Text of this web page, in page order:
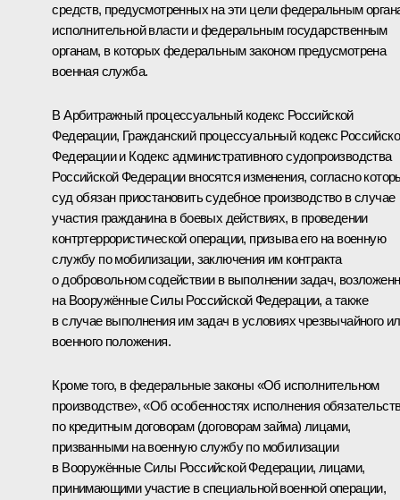
средств, предусмотренных на эти цели федеральным
исполнительной власти и федеральным государственным
органам, в которых федеральным законом предусмотрена
военная служба.
В Арбитражный процессуальный кодекс Российской
Федерации, Гражданский процессуальный кодекс
Федерации и Кодекс административного судопроизводства
Российской Федерации вносятся изменения, согласно
суд обязан приостановить судебное производство в случае
участия гражданина в боевых действиях, в проведении
контртеррористической операции, призыва его на военную
службу по мобилизации, заключения им контракта
о добровольном содействии в выполнении задач,
на Вооружённые Силы Российской Федерации, а также
в случае выполнения им задач в условиях чрезвычайного
военного положения.
Кроме того, в федеральные законы «Об исполнительном
производстве», «Об особенностях исполнения
по кредитным договорам (договорам займа) лицами,
призванными на военную службу по мобилизации
в Вооружённые Силы Российской Федерации, лицами,
принимающими участие в специальной военной операции,